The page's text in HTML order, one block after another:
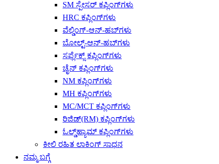
SM ಸ್ಪೇಸರ್ ಕಪ್ಲಿಂಗ್‌ಗಳು
HRC ಕಪ್ಲಿಂಗ್‌ಗಳು
ವೆಲ್ಡಿಂಗ್-ಆನ್-ಹಬ್‌ಗಳು
ಬೋಲ್ಟ್-ಆನ್-ಹಬ್‌ಗಳು
ಸರ್ಫ್ಲೆಕ್ಸ್ ಕಪ್ಲಿಂಗ್‌ಗಳು
ಚೈನ್ ಕಪ್ಲಿಂಗ್‌ಗಳು
NM ಕಪ್ಲಿಂಗ್‌ಗಳು
MH ಕಪ್ಲಿಂಗ್‌ಗಳು
MC/MCT ಕಪ್ಲಿಂಗ್‌ಗಳು
ರಿಜಿಡ್(RM) ಕಪ್ಲಿಂಗ್‌ಗಳು
ಓಲ್ಡ್‌ಹ್ಯಾಮ್ ಕಪ್ಲಿಂಗ್‌ಗಳು
ಕೀಲಿ ರಹಿತ ಲಾಕಿಂಗ್ ಸಾಧನ
ನಮ್ಮ ಬಗ್ಗೆ